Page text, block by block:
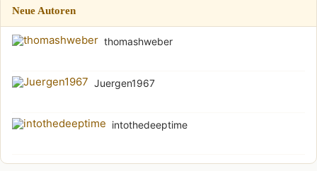
Neue Autoren
thomashweber
Juergen1967
intothedeeptime